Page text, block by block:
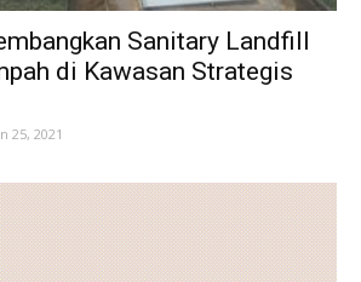
Sanitary Landfill
di Kawasan Strategis
25, 2021